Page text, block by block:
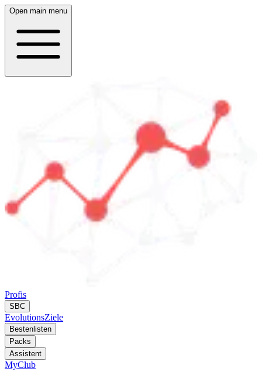
Open main menu
Profis
SBC
EvolutionsZiele
Bestenlisten
Packs
Assistent
MyClub